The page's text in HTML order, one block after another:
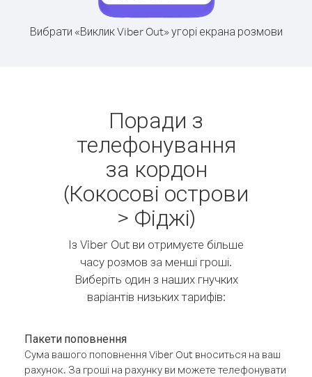
Вибрати «Виклик Viber Out» угорі екрана розмови
Поради з
телефонування
за кордон
(Кокосові острови
> Фіджі)
Із Viber Out ви отримуєте більше
часу розмов за менші гроші.
Виберіть один з наших гнучких
варіантів низьких тарифів:
Пакети поповнення
Сума вашого поповнення Viber Out вноситься на ваш
рахунок. За гроші на рахунку ви можете телефонувати